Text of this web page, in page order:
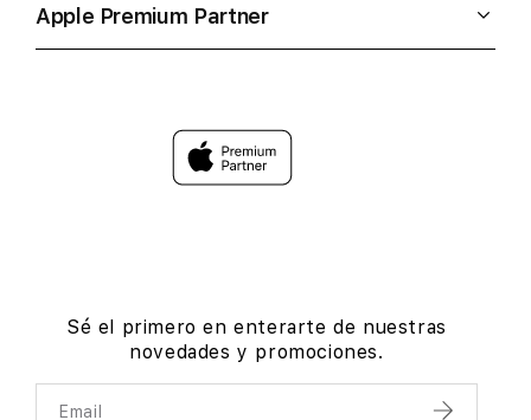
Apple Premium Partner
Sé el primero en enterarte de nuestras
novedades y promociones.
Email